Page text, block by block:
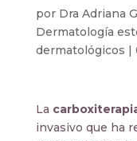
por Dra Adriana
Dermatología
dermatológicos |
La
invasivo que ha